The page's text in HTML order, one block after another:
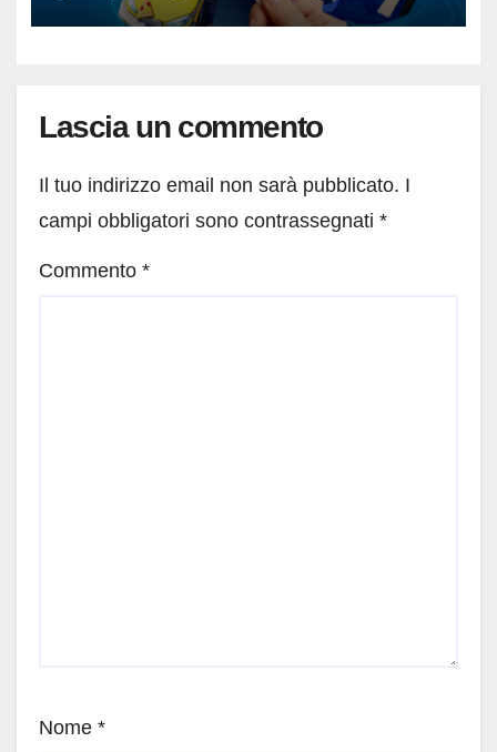
Lascia un commento
Il tuo indirizzo email non sarà pubblicato. I
campi obbligatori sono contrassegnati *
Commento *
Nome *